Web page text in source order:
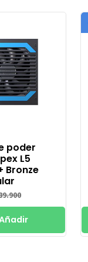
poder
L5
Bronze